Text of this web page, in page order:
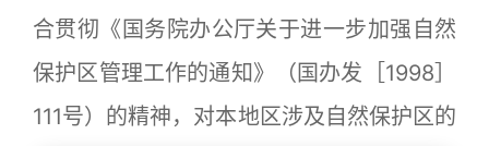
合贯彻《国务院办公厅关于进一步加强自然
保护区管理工作的通知》（国办发［1998］
111号）的精神，对本地区涉及自然保护区的